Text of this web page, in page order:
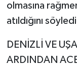
olmasına
atıldığını
DENİZLİ VE
ARDINDAN